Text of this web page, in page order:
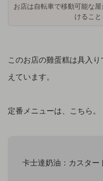
お店は自転車で移動可能な
けること
このお店の雞蛋糕は具入
えています。
定番メニューは、こちら。
卡士達奶油：カスター